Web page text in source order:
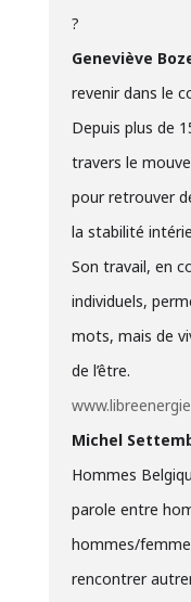
?
Geneviève
revenir dans le
Depuis plus de
travers le
pour retrouver
la stabilité
Son travail, en
individuels,
mots, mais de
de l’être.
Michel
Hommes
parole entre
hommes/
rencontrer